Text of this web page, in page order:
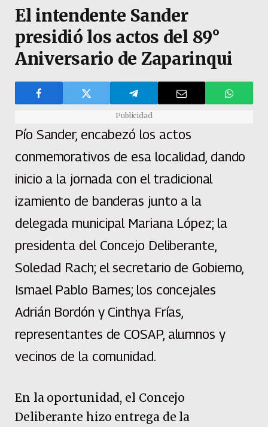
El intendente Sander
presidió los actos del 89°
Aniversario de Zaparinqui
Publicidad
Pío Sander, encabezó los actos
conmemorativos de esa localidad, dando
inicio a la jornada con el tradicional
izamiento de banderas junto a la
delegada municipal Mariana López; la
presidenta del Concejo Deliberante,
Soledad Rach; el secretario de Gobierno,
Ismael Pablo Barnes; los concejales
Adrián Bordón y Cinthya Frías,
representantes de COSAP, alumnos y
vecinos de la comunidad.
En la oportunidad, el Concejo
Deliberante hizo entrega de la